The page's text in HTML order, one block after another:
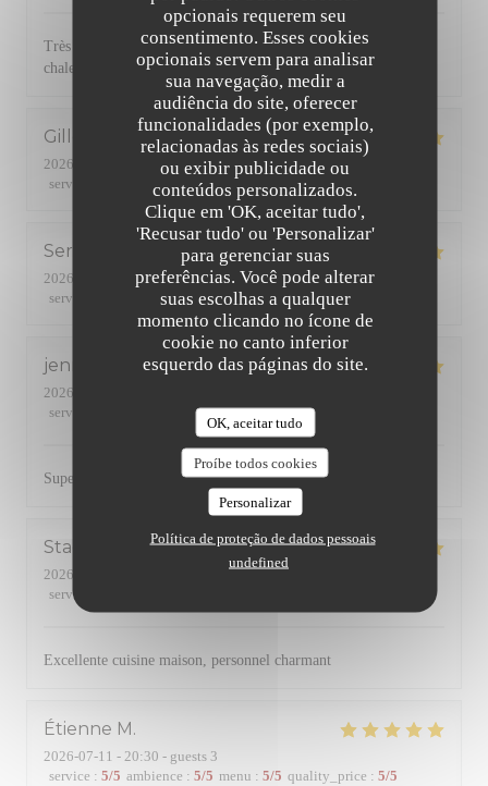
opcionais requerem seu
consentimento. Esses cookies
opcionais servem para analisar
sua navegação, medir a
audiência do site, oferecer
funcionalidades (por exemplo,
relacionadas às redes sociais)
ou exibir publicidade ou
conteúdos personalizados.
Clique em 'OK, aceitar tudo',
'Recusar tudo' ou 'Personalizar'
para gerenciar suas
preferências. Você pode alterar
suas escolhas a qualquer
momento clicando no ícone de
cookie no canto inferior
esquerdo das páginas do site.
OK, aceitar tudo
Proíbe todos cookies
Personalizar
Política de proteção de dados pessoais
undefined
Très bonne cuisine avec des produits de qualité. Service
chaleureux et efficace. Une référence dans le quartier
Gilles
2026-07-24
- 19:45 - guests 2
service
ambience: 5/5 menu: 5 /5 quality_price
Serge
2026-07-24
- 20:15 - guests 2
service
ambience: 4/5 menu: 4/5 quality_price
jennifer
2026-07-23
service
5/5 menu: 5/5 quality_price
Super accueil et très bonne cuisine.
Stagiaire
2026-07-22
service
Excellente cuisine maison, personnel charmant
Étienne M
2026-07-11 - 20:30 - guests 3
service : 5/5 ambience : 5/5 menu : 5/5 quality_price : 5/5